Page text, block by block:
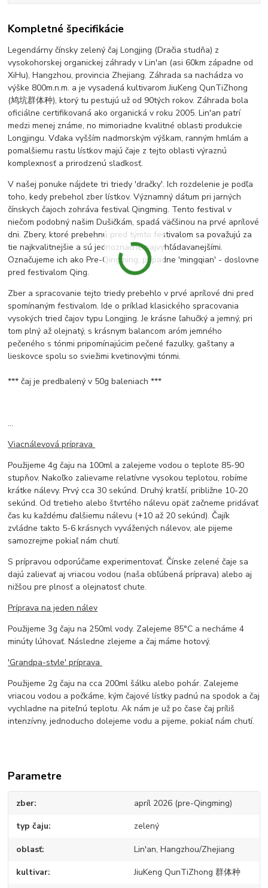
Kompletné špecifikácie
Legendárny čínsky zelený čaj Longjing (Dračia studňa) z
vysokohorskej organickej záhrady v Lin'an (asi 60km západne od
XiHu), Hangzhou, provincia Zhejiang. Záhrada sa nachádza vo
výške 800m.n.m. a je vysadená kultivarom JiuKeng QunTiZhong
(鸠坑群体种), ktorý tu pestujú už od 90tých rokov. Záhrada bola
oficiálne certifikovaná ako organická v roku 2005. Lin'an patrí
medzi menej známe, no mimoriadne kvalitné oblasti produkcie
Longjingu. Vďaka vyšším nadmorským výškam, ranným hmlám a
pomalšiemu rastu lístkov majú čaje z tejto oblasti výraznú
komplexnosť a prirodzenú sladkosť.
V našej ponuke nájdete tri triedy 'dračky'. Ich rozdelenie je podľa
toho, kedy prebehol zber lístkov. Významný dátum pri jarných
čínskych čajoch zohráva festival Qingming. Tento festival v
niečom podobný našim Dušičkám, spadá väčšinou na prvé aprílové
dni. Zbery, ktoré prebehnú pred týmto festivalom sa považujú za
tie najkvalitnejšie a sú jednoznačne najvyhľádavanejšími.
Označujeme ich ako Pre-Qingming, prípadne 'mingqian' - doslovne
pred festivalom Qing.
Zber a spracovanie tejto triedy prebehlo v prvé aprílové dni pred
spomínaným festivalom. Ide o príklad klasického spracovania
vysokých tried čajov typu Longjing. Je krásne ľahučký a jemný, pri
tom plný až olejnatý, s krásnym balancom aróm jemného
pečeného s tónmi pripomínajúcim pečené fazulky, gaštany a
lieskovce spolu so sviežimi kvetinovými tónmi.
*** čaj je predbalený v 50g baleniach ***
...
Viacnálevová príprava
Použijeme 4g čaju na 100ml a zalejeme vodou o teplote 85-90
stupňov. Nakoľko zalievame relatívne vysokou teplotou, robíme
krátke nálevy. Prvý cca 30 sekúnd. Druhý kratší, približne 10-20
sekúnd. Od tretieho alebo štvrtého nálevu opäť začneme pridávať
čas ku každému ďalšiemu nálevu (+10 až 20 sekúnd). Čajík
zvládne takto 5-6 krásnych vyvážených nálevov, ale pijeme
samozrejme pokiaľ nám chutí.
S prípravou odporúčame experimentovať. Čínske zelené čaje sa
dajú zalievať aj vriacou vodou (naša obľúbená príprava) alebo aj
nižšou pre plnosť a olejnatosť chute.
Príprava na jeden nálev
Použijeme 3g čaju na 250ml vody. Zalejeme 85°C a necháme 4
minúty lúhovať. Následne zlejeme a čaj máme hotový.
'Grandpa-style' príprava
Použijeme 2g čaju na cca 200ml šálku alebo pohár. Zalejeme
vriacou vodou a počkáme, kým čajové lístky padnú na spodok a čaj
vychladne na piteľnú teplotu. Ak nám je už po čase čaj príliš
intenzívny, jednoducho dolejeme vodu a pijeme, pokiaľ nám chutí.
Parametre
zber apríl 2026 (pre-Qingming)
typ čaju zelený
oblasť Lin'an, Hangzhou/Zhejiang
kultivar JiuKeng QunTiZhong 群体种